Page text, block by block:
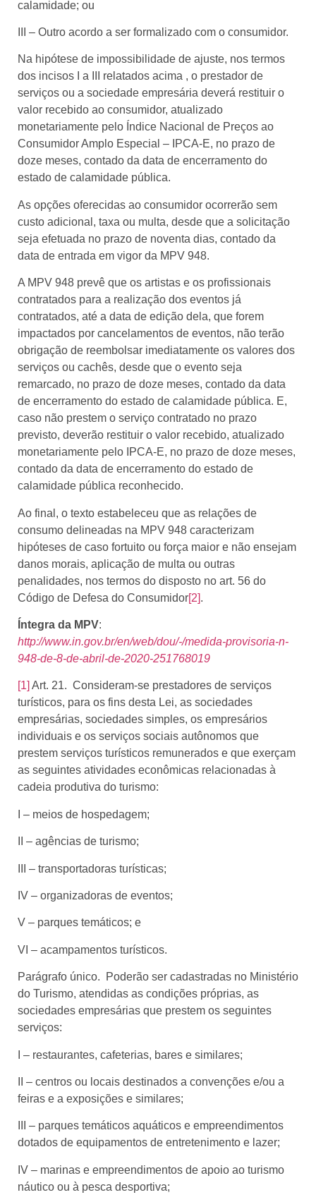
calamidade; ou
III – Outro acordo a ser formalizado com o consumidor.
Na hipótese de impossibilidade de ajuste, nos termos
dos incisos I a III relatados acima , o prestador de
serviços ou a sociedade empresária deverá restituir o
valor recebido ao consumidor, atualizado
monetariamente pelo Índice Nacional de Preços ao
Consumidor Amplo Especial – IPCA-E, no prazo de
doze meses, contado da data de encerramento do
estado de calamidade pública.
As opções oferecidas ao consumidor ocorrerão sem
custo adicional, taxa ou multa, desde que a solicitação
seja efetuada no prazo de noventa dias, contado da
data de entrada em vigor da MPV 948.
A MPV 948 prevê que os artistas e os profissionais
contratados para a realização dos eventos já
contratados, até a data de edição dela, que forem
impactados por cancelamentos de eventos, não terão
obrigação de reembolsar imediatamente os valores dos
serviços ou cachês, desde que o evento seja
remarcado, no prazo de doze meses, contado da data
de encerramento do estado de calamidade pública. E,
caso não prestem o serviço contratado no prazo
previsto, deverão restituir o valor recebido, atualizado
monetariamente pelo IPCA-E, no prazo de doze meses,
contado da data de encerramento do estado de
calamidade pública reconhecido.
Ao final, o texto estabeleceu que as relações de
consumo delineadas na MPV 948 caracterizam
hipóteses de caso fortuito ou força maior e não ensejam
danos morais, aplicação de multa ou outras
penalidades, nos termos do disposto no art. 56 do
Código de Defesa do Consumidor[2].
Íntegra da MPV:
http://www.in.gov.br/en/web/dou/-/medida-provisoria-n-
948-de-8-de-abril-de-2020-251768019
[1] Art. 21. Consideram-se prestadores de serviços
turísticos, para os fins desta Lei, as sociedades
empresárias, sociedades simples, os empresários
individuais e os serviços sociais autônomos que
prestem serviços turísticos remunerados e que exerçam
as seguintes atividades econômicas relacionadas à
cadeia produtiva do turismo:
I – meios de hospedagem;
II – agências de turismo;
III – transportadoras turísticas;
IV – organizadoras de eventos;
V – parques temáticos; e
VI – acampamentos turísticos.
Parágrafo único. Poderão ser cadastradas no Ministério
do Turismo, atendidas as condições próprias, as
sociedades empresárias que prestem os seguintes
serviços:
I – restaurantes, cafeterias, bares e similares;
II – centros ou locais destinados a convenções e/ou a
feiras e a exposições e similares;
III – parques temáticos aquáticos e empreendimentos
dotados de equipamentos de entretenimento e lazer;
IV – marinas e empreendimentos de apoio ao turismo
náutico ou à pesca desportiva;